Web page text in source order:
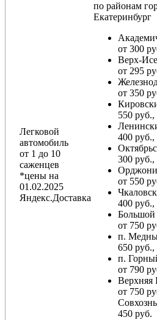
Легковой
автомобиль
от 1 до 10
саженцев
*цены на
01.02.2025
Яндекс.Доставка
по районам
Екатеринбург
от 300
Верх-
от 295
от 350
550 руб.,
400 руб.,
300 руб.,
от 550
400 руб.,
Большой
от 750
п.
650 руб.,
п.
от 790
от 750
450 руб.